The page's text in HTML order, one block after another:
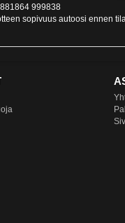
999838
sopivuus autoosi ennen